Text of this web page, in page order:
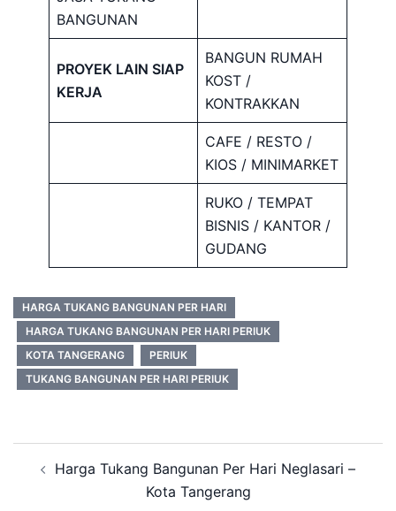
BANGUNAN
PROYEK LAIN SIAP
KERJA
BANGUN RUMAH
KOST /
KONTRAKKAN
CAFE / RESTO /
KIOS / MINIMARKET
RUKO / TEMPAT
BISNIS / KANTOR /
GUDANG
HARGA TUKANG BANGUNAN PER HARI
HARGA TUKANG BANGUNAN PER HARI PERIUK
KOTA TANGERANG
PERIUK
TUKANG BANGUNAN PER HARI PERIUK
navigation
Harga Tukang Bangunan Per Hari Neglasari –
Kota Tangerang